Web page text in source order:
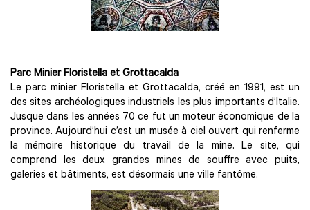
Parc Minier Floristella et Grottacalda
Le parc minier Floristella et Grottacalda, créé en 1991, est un
des sites archéologiques industriels les plus importants d’Italie.
Jusque dans les années 70 ce fut un moteur économique de la
province. Aujourd’hui c’est un musée à ciel ouvert qui renferme
la mémoire historique du travail de la mine. Le site, qui
comprend les deux grandes mines de souffre avec puits,
galeries et bâtiments, est désormais une ville fantôme.